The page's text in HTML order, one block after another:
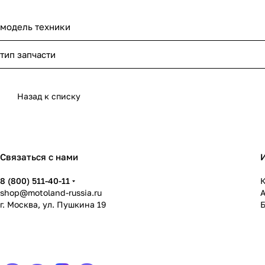
модель техники
тип запчасти
Назад к списку
Связаться с нами
8 (800) 511-40-11
shop@motoland-russia.ru
г. Москва, ул. Пушкина 19